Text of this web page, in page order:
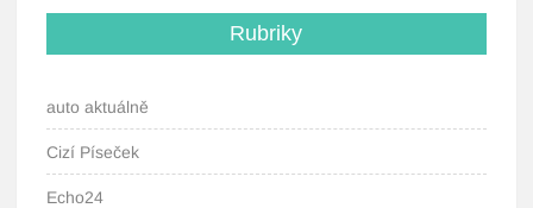
Rubriky
auto aktuálně
Cizí Píseček
Echo24